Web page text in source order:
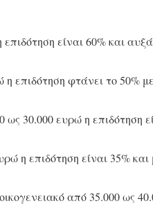
είναι 60% και
η επιδότηση φτάνει το 50%
ως 30.000 ευρώ η επιδότηση
η επιδότηση είναι 35% και
από 35.000 ως